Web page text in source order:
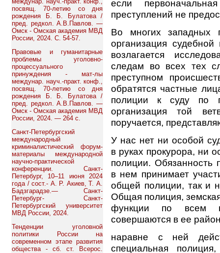
посвящ. 70-летию со дня
рождения Б. Б. Булатова /
пред. редкол. А.В.Павлов. —
Омск - Омская академия МВД
России, 2024. С. 54-57.
Правовые и гуманитарные
проблемы уголовно-
процессуального
принуждения - мат-лы
междунар. науч.-практ. конф.,
посвящ. 70-летию со дня
рождения Б. Б. Булатова /
пред. редкол. А.В.Павлов. —
Омск - Омская академия МВД
России, 2024. — 264 с.
Санкт-Петербургский
международный
криминалистический форум-
материалы международной
научно-практической
конференции. Санкт-
Петербург, 10–11 июня 2024
года / сост.- А. Р. Акиев, Т. А.
Бадзгарадзе.— Санкт-
Петербург- Санкт-
Петербургский университет
МВД России, 2024.
Тенденции уголовной
политики России на
современном этапе развития
общества - сб. ст. Всерос.
если
преступлений не
Во многих западных
организация
возлагается
следам во всех тех
преступном
обратятся частные
полиции к суду по
организация той
поручается,
У нас нет ни особой
в руках прокурора, ни
полиции. Обязанность
в нем принимает
общей полиции, так и
Общая полиция,
функции по всем
совершаются в ее
наравне с ней
специальная